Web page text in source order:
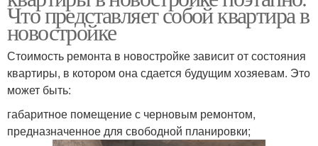
Что представляет собой квартира в
новостройке
Стоимость ремонта в новостройке зависит от состояния
квартиры, в котором она сдается будущим хозяевам. Это
может быть:
габаритное помещение с черновым ремонтом,
предназначенное для свободной планировки;